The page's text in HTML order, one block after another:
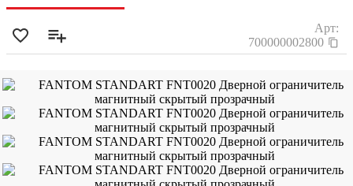
Арт:
700000002800